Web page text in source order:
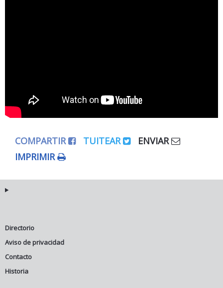
COMPARTIR TUITEAR
ENVIAR
IMPRIMIR
Directorio
Aviso de privacidad
Contacto
Historia